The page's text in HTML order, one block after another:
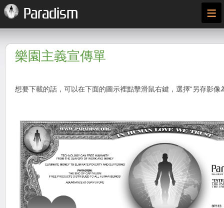
Paradism ≡
樂園主義宣傳單
想要下載的話，可以在下面的圖示裡點擊滑鼠右鍵，選擇“另存影像